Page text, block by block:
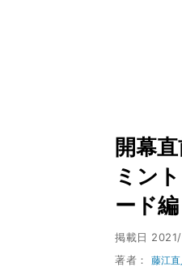
開幕
ミン
ード編
掲載日
著者：藤江直